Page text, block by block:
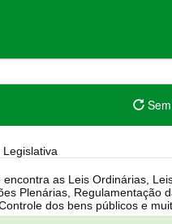
Legislativa
Complementares, Portarias, Decretos, Atas, PPA, LDO, LOA, RREO, Resoluções, RGF, Lei Orgânica, Regimento Interno,
Interno, Projetos em tramitação na